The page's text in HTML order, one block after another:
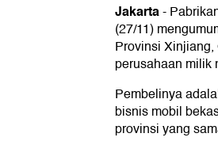
Jakarta-
(27/11)
Provinsi
perusahaan milik
Pembelinya
bisnis mobil
provinsi yang